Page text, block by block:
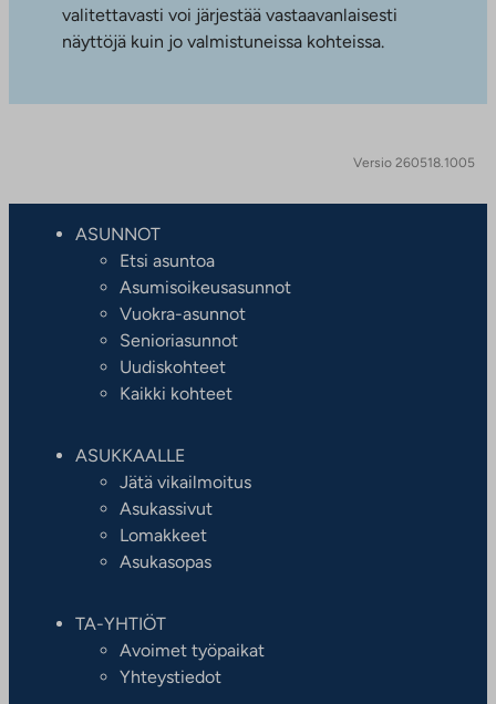
valitettavasti voi järjestää vastaavanlaisesti
näyttöjä kuin jo valmistuneissa kohteissa.
Versio 260518.1005
ASUNNOT
Etsi asuntoa
Asumisoikeusasunnot
Vuokra-asunnot
Senioriasunnot
Uudiskohteet
Kaikki kohteet
ASUKKAALLE
Jätä vikailmoitus
Asukassivut
Lomakkeet
Asukasopas
TA-YHTIÖT
Avoimet työpaikat
Yhteystiedot